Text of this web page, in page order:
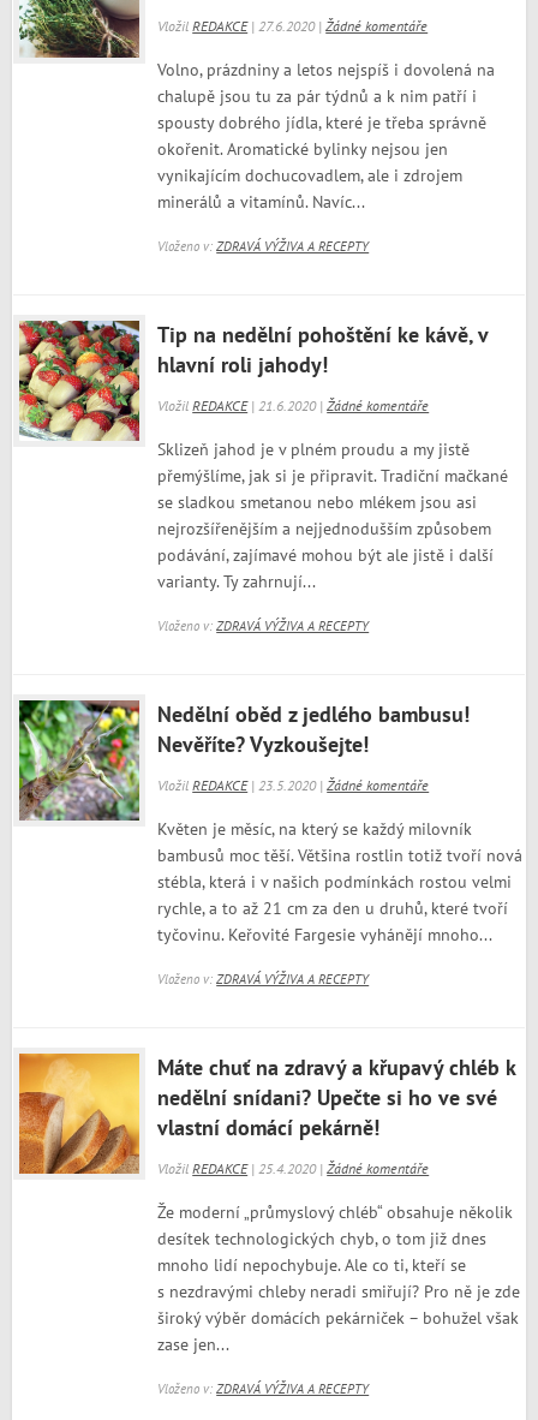
VložilREDAKCE| 27.6.2020 |Žádné komentáře
Volno, prázdniny a letos nejspíš i dovolená na
chalupě jsou tu za pár týdnů a k nim patří i
spousty dobrého jídla, které je třeba správně
okořenit. Aromatické bylinky nejsou jen
vynikajícím dochucovadlem, ale i zdrojem
minerálů a vitamínů. Navíc...
Vloženo v:ZDRAVÁ VÝŽIVA A RECEPTY
Tip na nedělní pohoštění ke kávě, v
hlavní roli jahody!
VložilREDAKCE| 21.6.2020 |Žádné komentáře
Sklizeň jahod je v plném proudu a my jistě
přemýšlíme, jak si je připravit. Tradiční mačkané
se sladkou smetanou nebo mlékem jsou asi
nejrozšířenějším a nejjednodušším způsobem
podávání, zajímavé mohou být ale jistě i další
varianty. Ty zahrnují...
Vloženo v:ZDRAVÁ VÝŽIVA A RECEPTY
Nedělní oběd z jedlého bambusu!
Nevěříte? Vyzkoušejte!
VložilREDAKCE| 23.5.2020 |Žádné komentáře
Květen je měsíc, na který se každý milovník
bambusů moc těší. Většina rostlin totiž tvoří nová
stébla, která i v našich podmínkách rostou velmi
rychle, a to až 21 cm za den u druhů, které tvoří
tyčovinu. Keřovité Fargesie vyhánějí mnoho...
Vloženo v:ZDRAVÁ VÝŽIVA A RECEPTY
Máte chuť na zdravý a křupavý chléb k
nedělní snídani? Upečte si ho ve své
vlastní domácí pekárně!
VložilREDAKCE| 25.4.2020 |Žádné komentáře
Že moderní „průmyslový chléb“ obsahuje několik
desítek technologických chyb, o tom již dnes
mnoho lidí nepochybuje. Ale co ti, kteří se
s nezdravými chleby neradi smiřují? Pro ně je zde
široký výběr domácích pekárniček – bohužel však
zase jen...
Vloženo v:ZDRAVÁ VÝŽIVA A RECEPTY